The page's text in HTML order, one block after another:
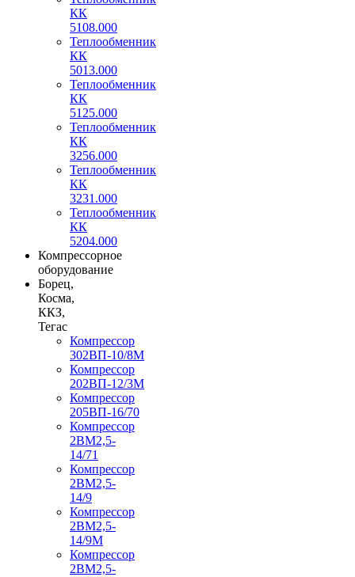
КК
5108.000
Теплообменник
КК
5013.000
Теплообменник
КК
5125.000
Теплообменник
КК
3256.000
Теплообменник
КК
3231.000
Теплообменник
КК
5204.000
Компрессорное
оборудование
Борец,
Косма,
ККЗ,
Тегас
Компрессор
302ВП-10/8М
Компрессор
202ВП-12/3М
Компрессор
205ВП-16/70
Компрессор
2ВМ2,5-
14/71
Компрессор
2ВМ2,5-
14/9
Компрессор
2ВМ2,5-
14/9М
Компрессор
2ВМ2,5-